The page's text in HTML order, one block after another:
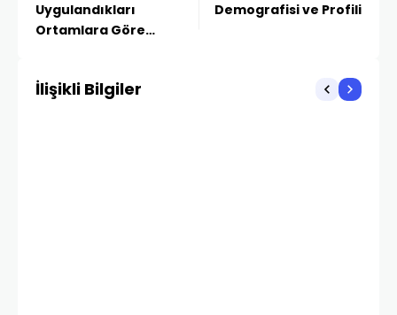
Uygulandıkları
Ortamlara Göre
Demografisi ve Profili
İlişikli Bilgiler